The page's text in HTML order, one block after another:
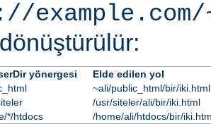
yönergesi
Elde edilen yol
~ali/public_html/bir/iki.html
/usr/siteler/ali/bir/iki.html
*/htdocs
/home/ali/htdocs/bir/